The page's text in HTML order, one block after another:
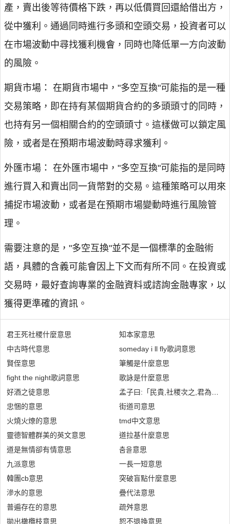
產，賣出後等待價格下跌，再以低價買回還給借出方，
從中獲利。通過同時進行多頭和空頭交易，投資者可以
在市場波動中尋找獲利機會，同時也降低單一方向波動
的風險。
期貨市場： 在期貨市場中，"多空互換"可能指的是一種
交易策略，即在持有某個期貨合約的多頭頭寸的同時，
也持有另一個相關合約的空頭頭寸。這樣做可以鎖定風
險，或者是在預期市場波動時尋求獲利。
外匯市場： 在外匯市場中，"多空互換"可能指的是同時
進行買入和賣出同一貨幣對的交易。這種策略可以用來
捕捉市場波動，或者是在預期市場變動時進行風險管
理。
需要注意的是，"多空互換"並不是一個標準的金融術
語，具體的含義可能會因上下文而有所不同。在投資或
交易時，最好查詢專業的金融資料或諮詢金融專家，以
獲得更準確的資訊。
君王死社稷什麼意思
中古時代意思
賢侄意思
fight the night歌詞意思
好酒之徒意思
忠悃的意思
火燒火燎的意思
靈德智體群美的英文意思
道是無情卻有情意思
九派意思
韓團cb意思
滲水的意思
普遍存在的意思
拋出橄欖枝意思
知本家意思
someday i ll fly歌詞意思
筆觸是什麼意思
歌詠是什麼意思
孟子曰:「民貴,社稷次之,君為輕」
街道司意思
tmd中文意思
道拉基什麼意思
춤을意思
一長一短意思
突破盲點什麼意思
疊代法意思
疏舛意思
恕不退換意思